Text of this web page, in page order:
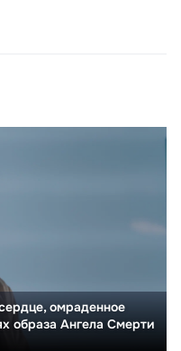
омраденное
образа Ангела Смерти